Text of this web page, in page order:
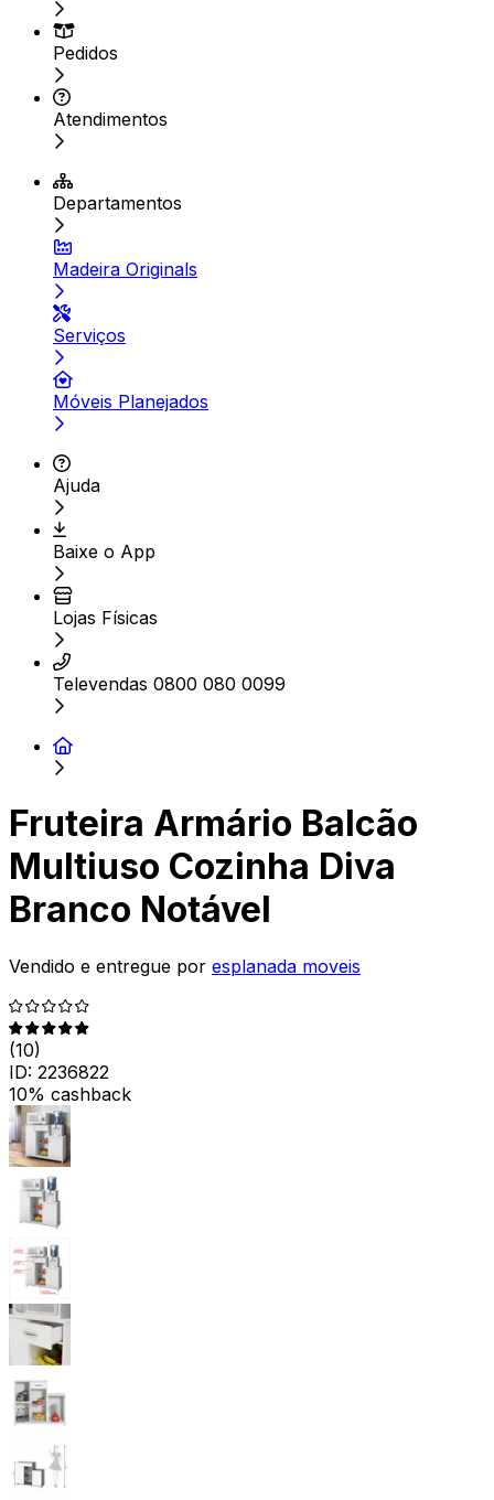
Pedidos
Atendimentos
Departamentos
Madeira Originals
Serviços
Móveis Planejados
Ajuda
Baixe o App
Lojas Físicas
Televendas 0800 080 0099
Fruteira Armário Balcão
Multiuso Cozinha Diva
Branco Notável
Vendido e entregue por esplanada moveis
(10)
ID: 2236822
10% cashback